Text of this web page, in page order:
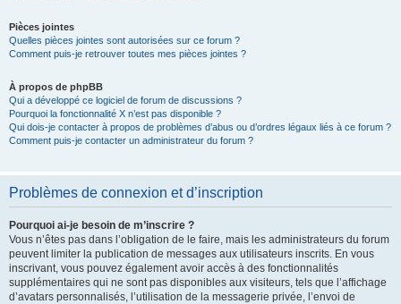
Pièces jointes
Quelles pièces jointes sont autorisées sur ce forum ?
Comment puis-je retrouver toutes mes pièces jointes ?
À propos de phpBB
Qui a développé ce logiciel de forum de discussions ?
Pourquoi la fonctionnalité X n’est pas disponible ?
Qui dois-je contacter à propos de problèmes d’abus ou d’ordres légaux liés à ce forum ?
Comment puis-je contacter un administrateur du forum ?
Problèmes de connexion et d’inscription
Pourquoi ai-je besoin de m’inscrire ?
Vous n’êtes pas dans l’obligation de le faire, mais les administrateurs du forum
peuvent limiter la publication de messages aux utilisateurs inscrits. En vous
inscrivant, vous pouvez également avoir accès à des fonctionnalités
supplémentaires qui ne sont pas disponibles aux visiteurs, tels que l’affichage
d’avatars personnalisés, l’utilisation de la messagerie privée, l’envoi de